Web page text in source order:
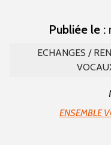
Publiée le :
ECHANGES /
ENSEMBLE